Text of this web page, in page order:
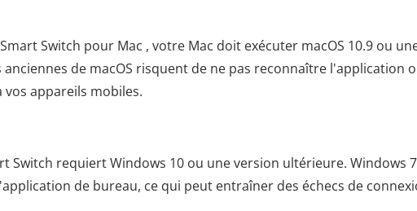
Switch pour Mac , votre Mac doit exécuter macOS 10.9 ou
de macOS risquent de ne pas reconnaître l'application
appareils mobiles.
Switch requiert Windows 10 ou une version ultérieure. Windows
de bureau, ce qui peut entraîner des échecs de